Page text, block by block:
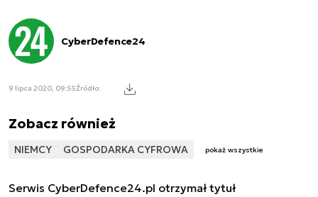
CyberDefence24
9 lipca 2020, 09:55Źródło:
Zobacz również
NIEMCY GOSPODARKA CYFROWA pokaż wszystkie
Serwis CyberDefence24.pl otrzymał tytuł